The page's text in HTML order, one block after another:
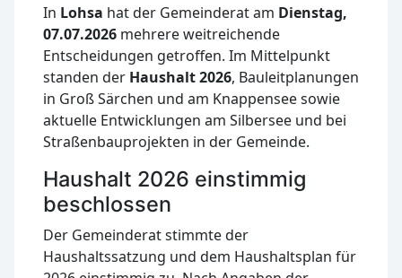
In Lohsa hat der Gemeinderat am Dienstag,
07.07.2026 mehrere weitreichende
Entscheidungen getroffen. Im Mittelpunkt
standen der Haushalt 2026, Bauleitplanungen
in Groß Särchen und am Knappensee sowie
aktuelle Entwicklungen am Silbersee und bei
Straßenbauprojekten in der Gemeinde.
Haushalt 2026 einstimmig
beschlossen
Der Gemeinderat stimmte der
Haushaltssatzung und dem Haushaltsplan für